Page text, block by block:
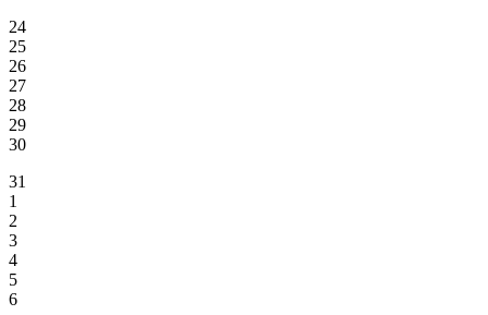
24
25
26
27
28
29
30
31
1
2
3
4
5
6